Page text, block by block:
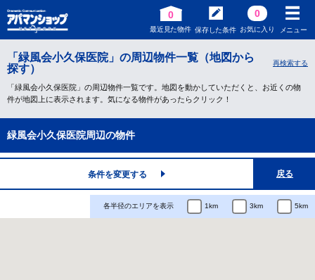
0
最近見た物件 保存した条件
0
お気に入り メニュー
「緑風会小久保医院」の周辺物件一覧（地図から
探す）
再検索する
「緑風会小久保医院」の周辺物件一覧です。地図を動かしていただくと、お近くの物
件が地図上に表示されます。気になる物件があったらクリック！
緑風会小久保医院周辺の物件
条件を変更する 戻る
各半径のエリアを表示 1km 3km 5km